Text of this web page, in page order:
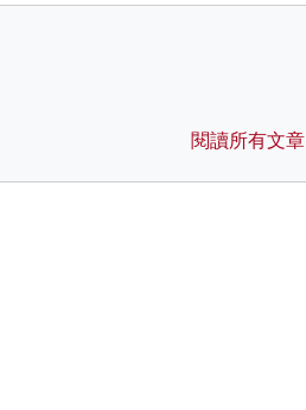
閱讀所有文章